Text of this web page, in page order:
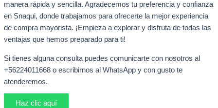
manera rápida y sencilla. Agradecemos tu preferencia y confianza
en Snaqui, donde trabajamos para ofrecerte la mejor experiencia
de compra mayorista. ¡Empieza a explorar y disfruta de todas las
ventajas que hemos preparado para ti!
Si tienes alguna consulta puedes comunicarte con nosotros al
+56224011668 o escribirnos al WhatsApp y con gusto te
atenderemos.
Haz clic aquí